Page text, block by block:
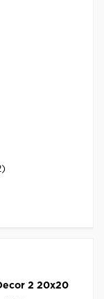
2 20x20